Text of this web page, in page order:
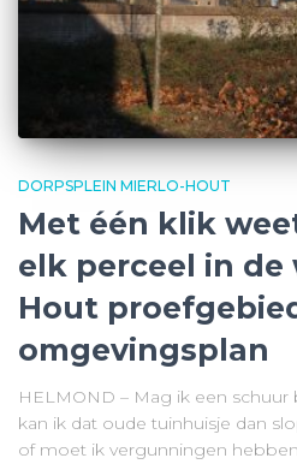
DORPSPLEIN MIERLO-HOUT
Met één klik
elk perceel in de
Hout
omgevingsplan
HELMOND – Mag ik een
kan ik dat oude tuinhuisje dan
of moet ik vergunningen